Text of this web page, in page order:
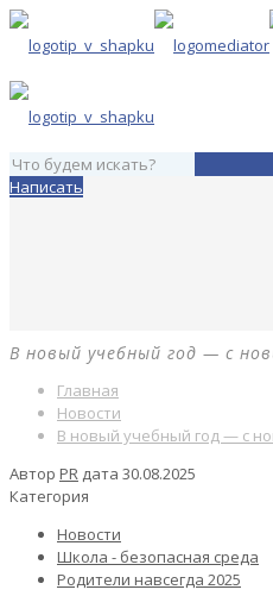
Написать
В новый учебный год — с
Главная
Новости
В новый учебный год — с
Автор PR дата 30.08.2025
Категория
Новости
Школа - безопасная среда
Родители навсегда 2025